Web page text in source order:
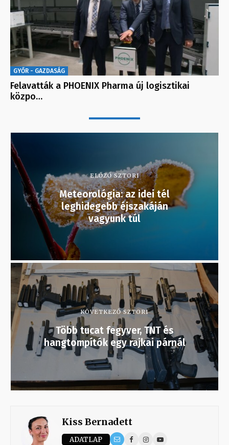
GYŐR - GAZDASÁG
Felavatták a PHOENIX Pharma új logisztikai
közpo…
ELŐZŐ SZTORI
Meteorológia: az idei tél
leghidegebb éjszakáján
vagyunk túl
KÖVETKEZŐ SZTORI
Több tucat fegyver, TNT és
hangtompítók egy rajkai párnál
Kiss Bernadett
ADATLAP